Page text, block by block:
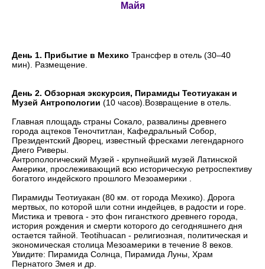
Майя
День 1. Прибытие в Мехико Трансфер в отель (30–40
мин). Размещение.
День 2. Обзорная экскурсия, Пирамиды Теотиуакан и
Музей Антропологии (10 часов).Возвращение в отель.
Главная площадь страны Сокало, развалины древнего
города ацтеков Теночтитлан, Кафедральный Собор,
Президентский Дворец, известный фресками легендарного
Диего Риверы.
Антропологический Музей - крупнейший музей Латинской
Америки, прослеживающий всю историческую ретроспективу
богатого индейского прошлого Мезоамерики .
Пирамиды Теотиуакан (80 км. от города Мехико). Дорога
мертвых, по которой шли сотни индейцев, в радости и горе.
Мистика и тревога - это фон гигансткого древнего города,
история рождения и смерти которого до сегодняшнего дня
остается тайной. Teotihuacan - религиозная, политическая и
экономическая столица Мезоамерики в течение 8 веков.
Увидите: Пирамида Солнца, Пирамида Луны, Храм
Пернатого Змея и др.